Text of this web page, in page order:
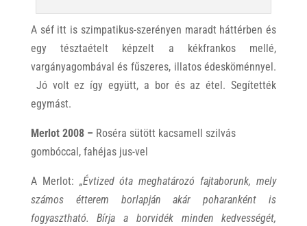
A séf itt is szimpatikus-szerényen maradt háttérben és
egy tésztaételt képzelt a kékfrankos mellé,
vargányagombával és fűszeres, illatos édesköménnyel.
Jó volt ez így együtt, a bor és az étel. Segítették
egymást.
Merlot 2008 – Roséra sütött kacsamell szilvás
gombóccal, fahéjas jus-vel
A Merlot: „Évtized óta meghatározó fajtaborunk, mely
számos étterem borlapján akár poharanként is
fogyasztható. Bírja a borvidék minden kedvességét,